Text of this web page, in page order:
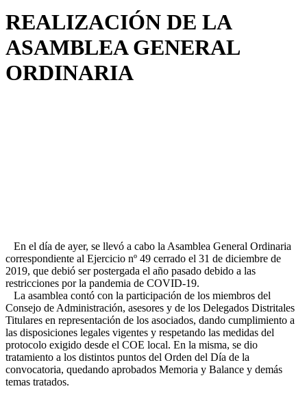
REALIZACIÓN DE LA
ASAMBLEA GENERAL
ORDINARIA
En el día de ayer, se llevó a cabo la Asamblea General Ordinaria
correspondiente al Ejercicio nº 49 cerrado el 31 de diciembre de
2019, que debió ser postergada el año pasado debido a las
restricciones por la pandemia de COVID-19.
La asamblea contó con la participación de los miembros del
Consejo de Administración, asesores y de los Delegados Distritales
Titulares en representación de los asociados, dando cumplimiento a
las disposiciones legales vigentes y respetando las medidas del
protocolo exigido desde el COE local. En la misma, se dio
tratamiento a los distintos puntos del Orden del Día de la
convocatoria, quedando aprobados Memoria y Balance y demás
temas tratados.